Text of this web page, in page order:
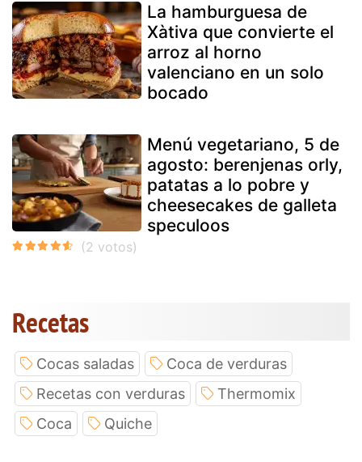
La hamburguesa de
Xàtiva que convierte el
arroz al horno
valenciano en un solo
bocado
Menú vegetariano, 5 de
agosto: berenjenas orly,
patatas a lo pobre y
cheesecakes de galleta
speculoos
Recetas
Cocas saladas
Coca de verduras
Recetas con verduras
Thermomix
Coca
Quiche